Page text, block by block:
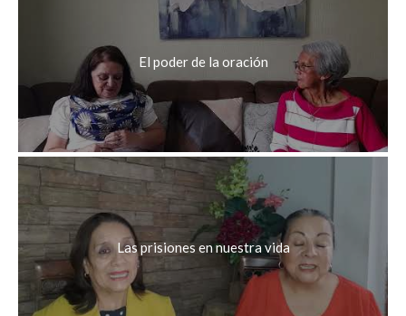
El poder de la oración
Las prisiones en nuestra vida